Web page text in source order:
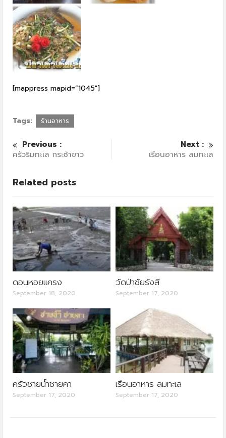
[mappress mapid=”1045″]
Tags: ร้านอาหาร
Previous :
ครัวริมทะเล กระซ้าขาว
Next :
เรือนอาหาร ลมทะเล
Related posts
ดอนหอยแครง
September 18, 2020
วัดป่าชัยรังสี
September 17, 2020
ครัวชายน้ำชายคา
September 17, 2020
เรือนอาหาร ลมทะเล
September 17, 2020